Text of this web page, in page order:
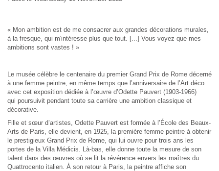
« Mon ambition est de me consacrer aux grandes décorations murales,
à la fresque, qui m'intéresse plus que tout. [...] Vous voyez que mes
ambitions sont vastes ! »
Le musée célèbre le centenaire du premier Grand Prix de Rome décerné
à une femme peintre, en même temps que l’anniversaire de l’Art déco
avec cet exposition dédiée à l’œuvre d’Odette Pauvert (1903-1966)
qui poursuivit pendant toute sa carrière une ambition classique et
décorative.
Fille et sœur d’artistes, Odette Pauvert est formée à l’École des Beaux-
Arts de Paris, elle devient, en 1925, la première femme peintre à obtenir
le prestigieux Grand Prix de Rome, qui lui ouvre pour trois ans les
portes de la Villa Médicis. Là-bas, elle donne toute la mesure de son
talent dans des œuvres où se lit la révérence envers les maîtres du
Quattrocento italien. À son retour à Paris, la peintre affiche son